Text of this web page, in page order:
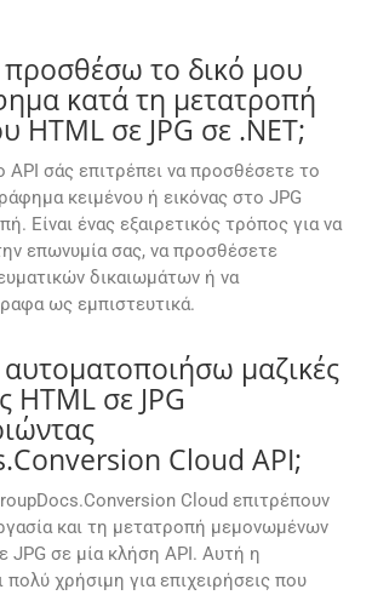
το δικό μου
κατά τη μετατροπή
HTML σε JPG σε .NET;
API σάς επιτρέπει να προσθέσετε το
κειμένου ή εικόνας στο JPG
Είναι ένας εξαιρετικός τρόπος για να
επωνυμία σας, να προσθέσετε
δικαιωμάτων ή να
ως εμπιστευτικά.
μαζικές
HTML σε JPG
Cloud API;
Cloud επιτρέπουν
και τη μετατροπή μεμονωμένων
JPG σε μία κλήση API. Αυτή η
πολύ χρήσιμη για επιχειρήσεις που